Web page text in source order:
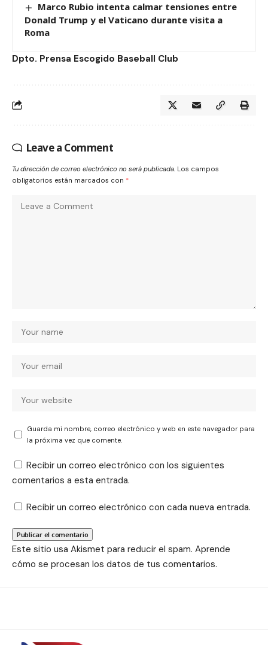
Marco Rubio intenta calmar tensiones entre
Donald Trump y el Vaticano durante visita a
Roma
Dpto. Prensa Escogido Baseball Club
Leave a Comment
Tu dirección de correo electrónico no será publicada. Los campos
obligatorios están marcados con *
Guarda mi nombre, correo electrónico y web en este navegador para
la próxima vez que comente.
Recibir un correo electrónico con los siguientes
comentarios a esta entrada.
Recibir un correo electrónico con cada nueva entrada.
Este sitio usa Akismet para reducir el spam. Aprende
cómo se procesan los datos de tus comentarios.